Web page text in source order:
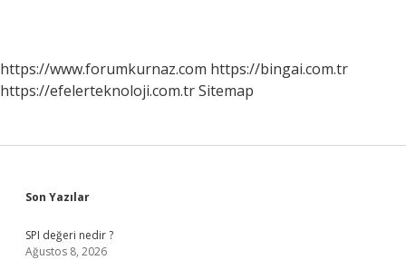
https://www.forumkurnaz.com https://bingai.com.tr
https://efelerteknoloji.com.trSitemap
Sidebar
Son Yazılar
SPI değeri nedir ?
Ağustos 8, 2026